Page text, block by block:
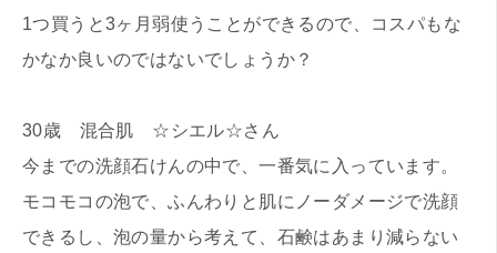
1つ買うと3ヶ月弱使うことができるので、コスパもな
かなか良いのではないでしょうか？
30歳 混合肌 ☆シエル☆さん
今までの洗顔石けんの中で、一番気に入っています。
モコモコの泡で、ふんわりと肌にノーダメージで洗顔
できるし、泡の量から考えて、石鹸はあまり減らない